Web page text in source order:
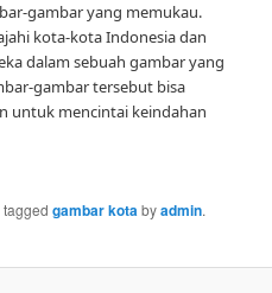
gambar yang memukau.
kota-kota Indonesia dan
dalam sebuah gambar yang
gambar tersebut bisa
untuk mencintai keindahan
taggedgambar kotabyadmin.